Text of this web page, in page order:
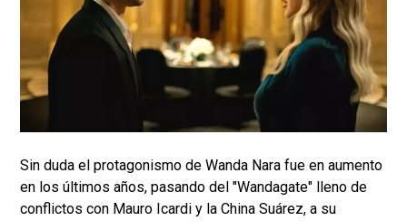
Sin duda el protagonismo de Wanda Nara fue en aumento
en los últimos años, pasando del "Wandagate" lleno de
conflictos con Mauro Icardi y la China Suárez, a su